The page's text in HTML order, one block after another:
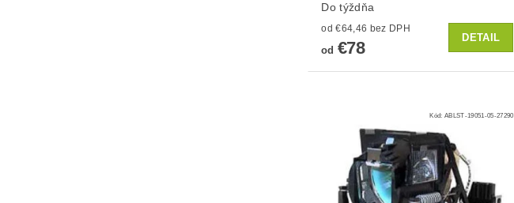
Do týždňa
od €64,46 bez DPH
od €78
DETAIL
Kód:ABLST-19051-05-27290